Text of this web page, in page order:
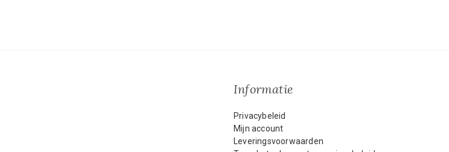
Informatie
Privacybeleid
Mijn account
Leveringsvoorwaarden